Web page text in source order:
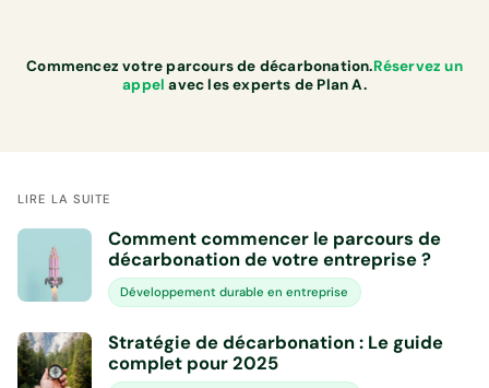
Commencez votre parcours de décarbonation.Réservez un
appel avec les experts de Plan A.
LIRE LA SUITE
Comment commencer le parcours de
décarbonation de votre entreprise ?
Développement durable en entreprise
Stratégie de décarbonation : Le guide
complet pour 2025